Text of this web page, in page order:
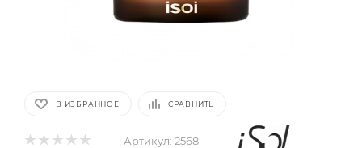
В ИЗБРАННОЕ СРАВНИТЬ
Артикул: 2568